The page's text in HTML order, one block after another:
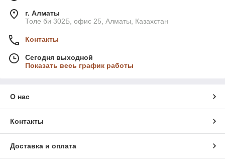
г. Алматы
Толе би 302Б, офис 25, Алматы, Казахстан
Контакты
Сегодня выходной
Показать весь график работы
О нас
Контакты
Доставка и оплата